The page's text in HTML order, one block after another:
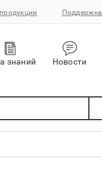
Поддержка
знаний Новости